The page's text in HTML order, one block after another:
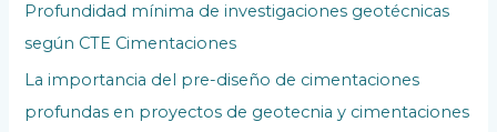
o
r
:
Profundidad mínima de investigaciones geotécnicas
según CTE Cimentaciones
La importancia del pre-diseño de cimentaciones
profundas en proyectos de geotecnia y cimentaciones